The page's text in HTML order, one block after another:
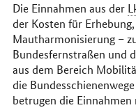
Die Einnahmen aus der
der Kosten für
Mautharmonisierung –
Bundesfernstraßen und
aus dem Bereich
die
betrugen die Einnahmen